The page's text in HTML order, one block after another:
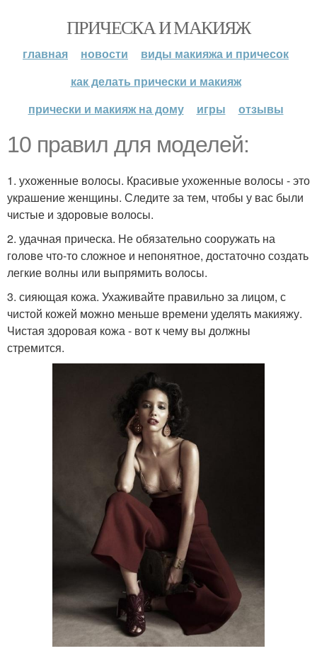
ПРИЧЕСКА И МАКИЯЖ
главная новости
виды макияжа и причесок
как делать прически и макияж
прически и макияж на дому
игры отзывы
10 правил для моделей:
1. ухоженные волосы. Красивые ухоженные волосы - это
украшение женщины. Следите за тем, чтобы у вас были
чистые и здоровые волосы.
2. удачная прическа. Не обязательно сооружать на
голове что-то сложное и непонятное, достаточно создать
легкие волны или выпрямить волосы.
3. сияющая кожа. Ухаживайте правильно за лицом, с
чистой кожей можно меньше времени уделять макияжу.
Чистая здоровая кожа - вот к чему вы должны
стремится.